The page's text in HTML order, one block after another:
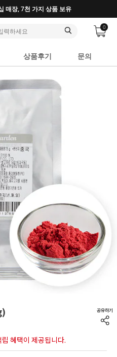
택 (사업자 추가혜택) ♥
0
상품후기 문의
혜택이 제공됩니다.